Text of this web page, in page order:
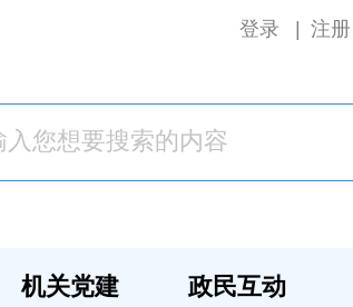
登录 注册
机关党建 政民互动